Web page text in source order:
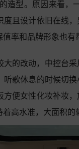
造型。原因来看，
度且设计依旧在线
率和品牌形象也有
大的改动，中控台
听歌休息的时候切
方便女性化妆补妆
高水准，大面积